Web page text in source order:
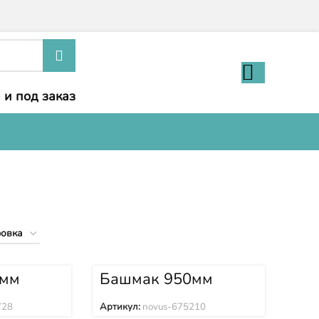
под заказ
Башмак 950мм
SINOMACH
(Синомач) GTY160
Артикул: novus-675210